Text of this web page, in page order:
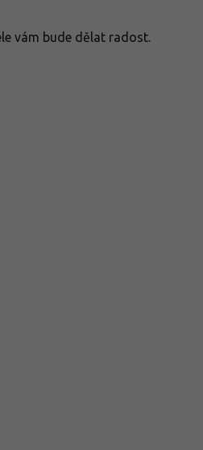
vám bude dělat radost.